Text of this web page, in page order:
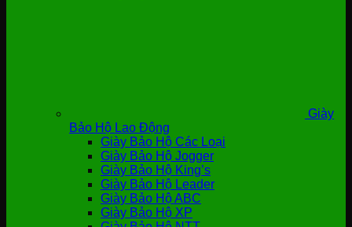
Giày
Bảo Hộ Lao Động
Giày Bảo Hộ Các Loại
Giày Bảo Hộ Jogger
Giày Bảo Hộ King’s
Giày Bảo Hộ Leader
Giày Bảo Hộ ABC
Giày Bảo Hộ XP